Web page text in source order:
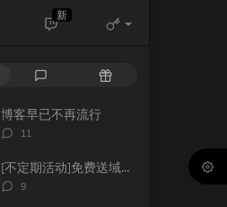
新
评
随
博客早已不再流行
评
数：
11
[不定期活动]免费送域名或空间
评
9